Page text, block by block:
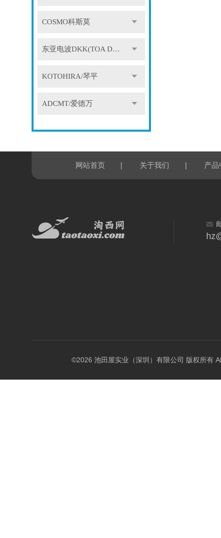
COSMO科斯莫
东亚电波DKK(TOA DKK)
KOTOHIRA/琴平
ADCMT/爱德万
网站首页 | 关于我们 | 产品
©2026 池田屋实业（深圳）有限公司 版权所有